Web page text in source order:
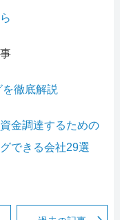
徹底解説
金調達するための
できる会社29選